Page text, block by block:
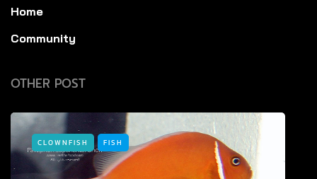
Home
Community
OTHER POST
CLOWNFISH FISH